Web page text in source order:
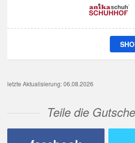
letzte Aktualisierung: 06.08.2026
Teile die